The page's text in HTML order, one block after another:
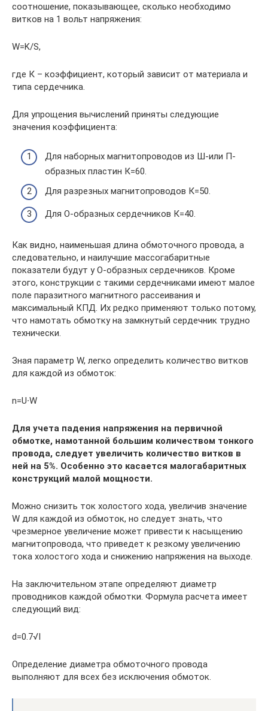
соотношение, показывающее, сколько необходимо
витков на 1 вольт напряжения:
W=K/S,
где К – коэффициент, который зависит от материала и
типа сердечника.
Для упрощения вычислений приняты следующие
значения коэффициента:
Для наборных магнитопроводов из Ш-или П-
образных пластин К=60.
Для разрезных магнитопроводов К=50.
Для О-образных сердечников К=40.
Как видно, наименьшая длина обмоточного провода, а
следовательно, и наилучшие массогабаритные
показатели будут у О-образных сердечников. Кроме
этого, конструкции с такими сердечниками имеют малое
поле паразитного магнитного рассеивания и
максимальный КПД. Их редко применяют только потому,
что намотать обмотку на замкнутый сердечник трудно
технически.
Зная параметр W, легко определить количество витков
для каждой из обмоток:
n=U∙W
Для учета падения напряжения на первичной
обмотке, намотанной большим количеством тонкого
провода, следует увеличить количество витков в
ней на 5%. Особенно это касается малогабаритных
конструкций малой мощности.
Можно снизить ток холостого хода, увеличив значение
W для каждой из обмоток, но следует знать, что
чрезмерное увеличение может привести к насыщению
магнитопровода, что приведет к резкому увеличению
тока холостого хода и снижению напряжения на выходе.
На заключительном этапе определяют диаметр
проводников каждой обмотки. Формула расчета имеет
следующий вид:
d=0.7√I
Определение диаметра обмоточного провода
выполняют для всех без исключения обмоток.